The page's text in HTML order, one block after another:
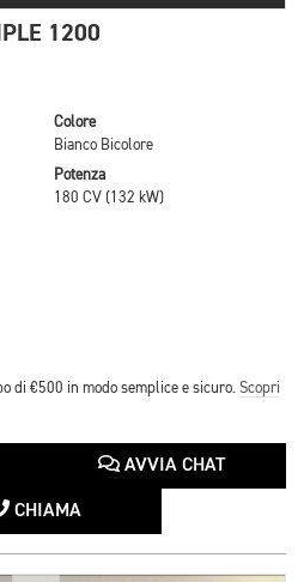
1200
Colore
Bianco Bicolore
Potenza
180 CV (132 kW)
di €500 in modo semplice e sicuro. Scopri
AVVIA CHAT
CHIAMA